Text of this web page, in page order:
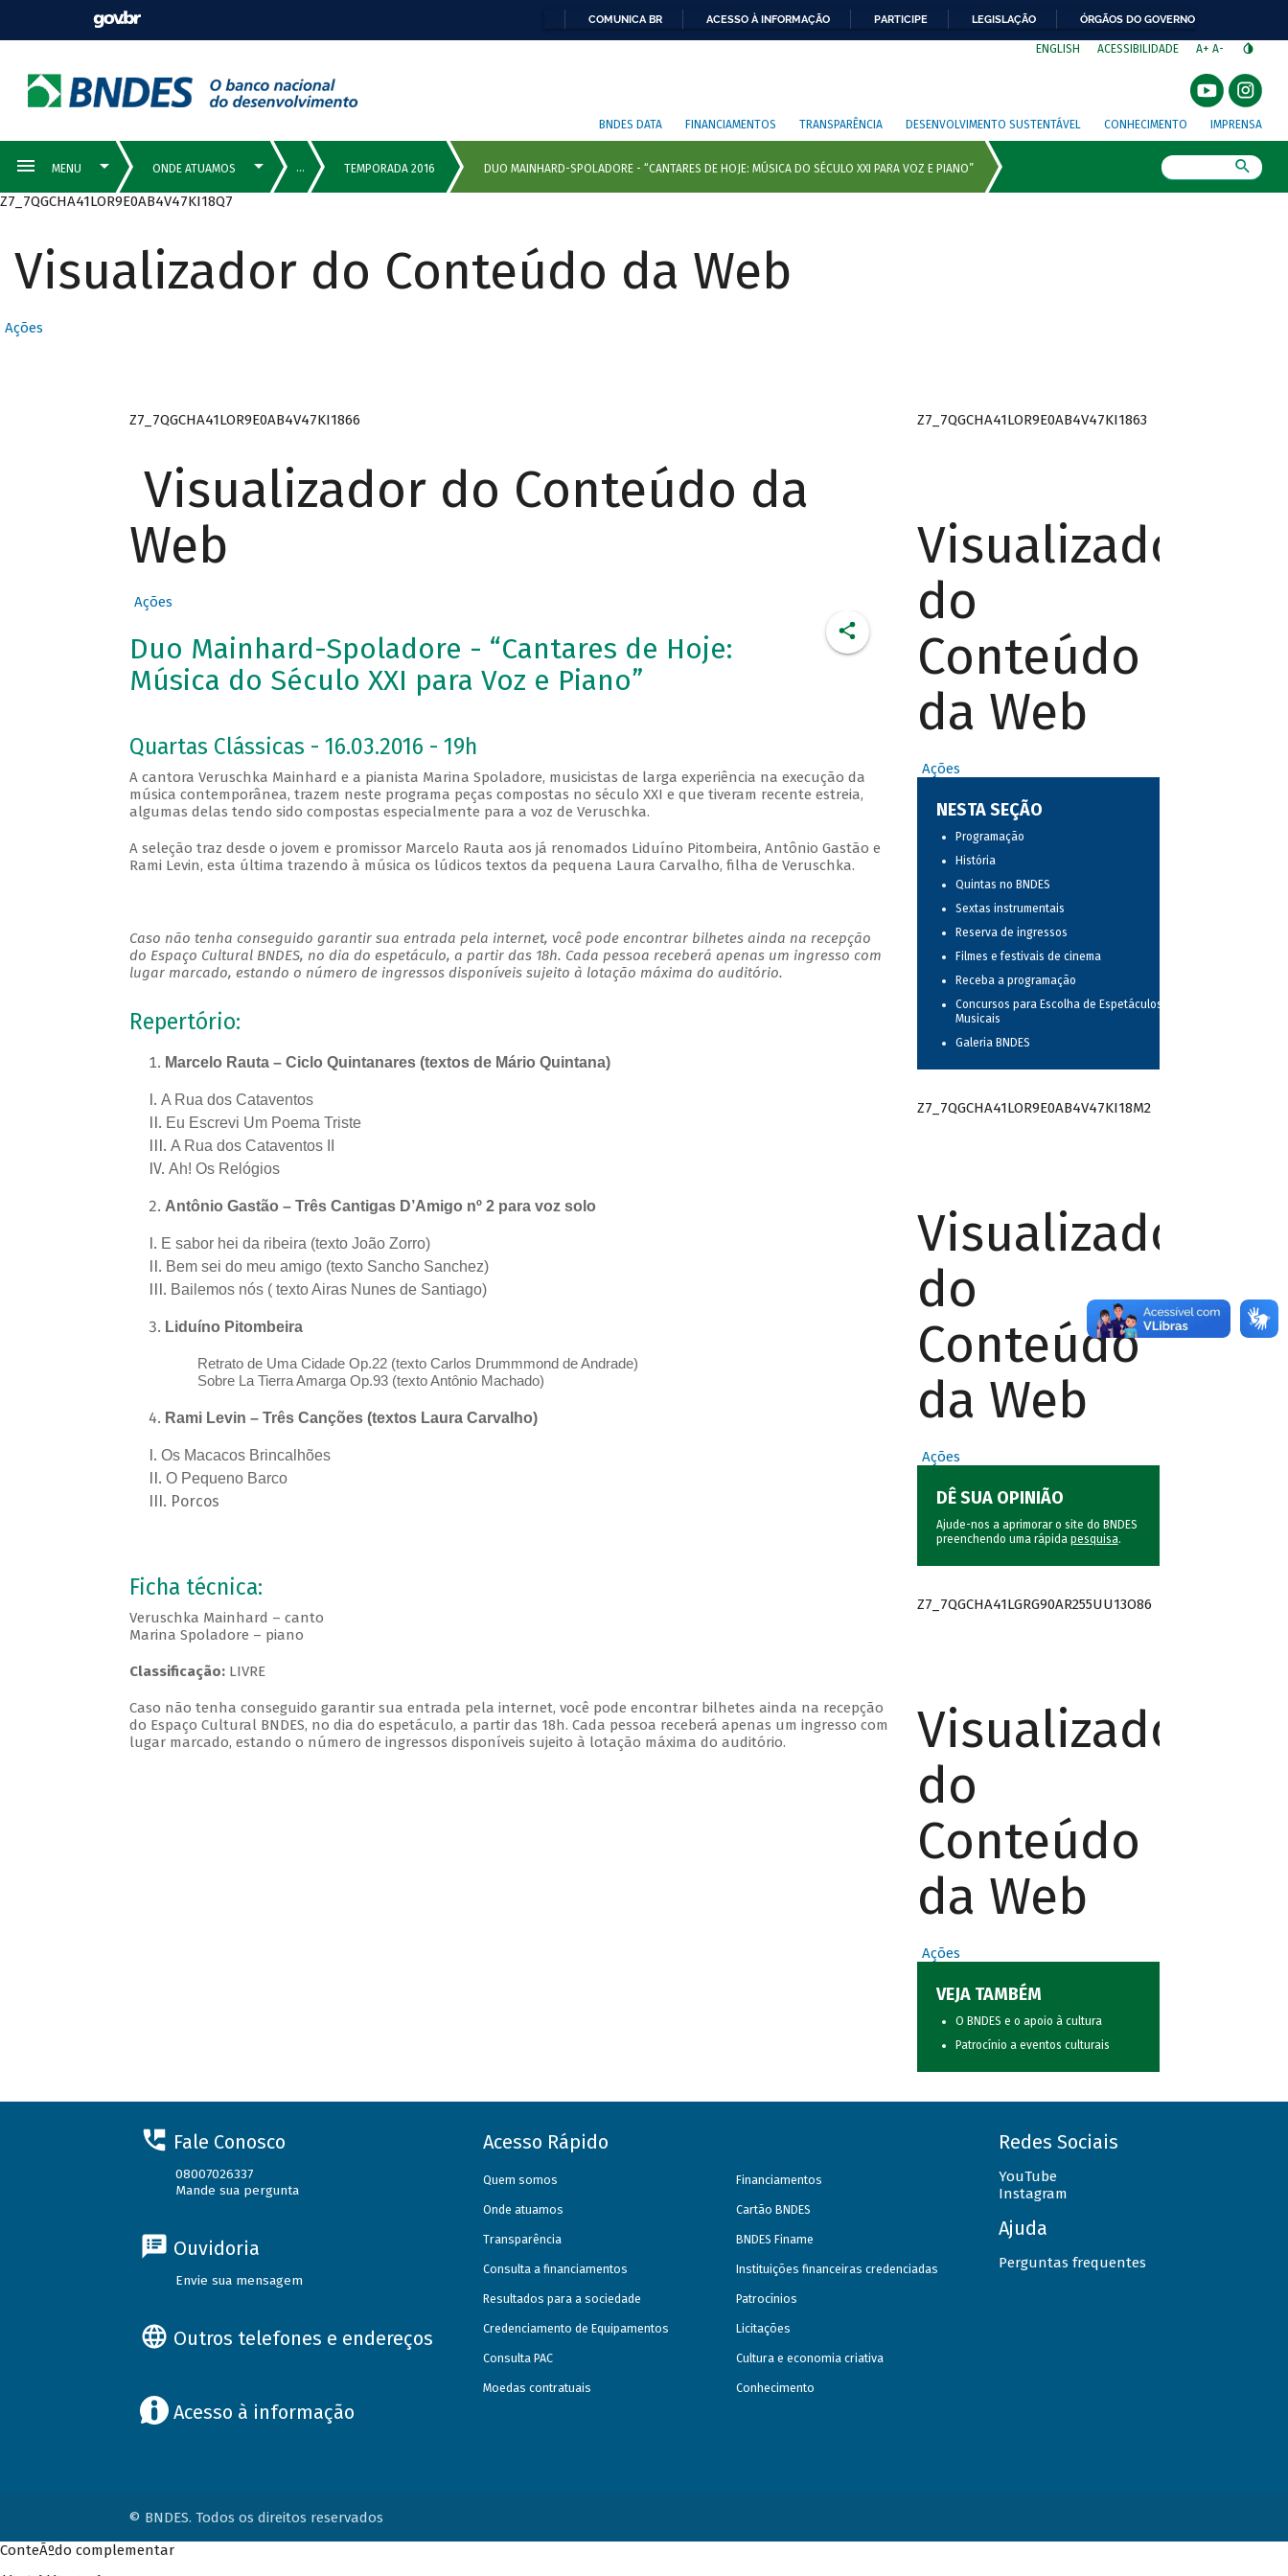
COMUNICA BR ACESSO À INFORMAÇÃO PARTICIPE LEGISLAÇÃO ÓRGÃOS DO GOVERNO
ENGLISH ACESSIBILIDADE A+ A-
BNDES DATA FINANCIAMENTOS TRANSPARÊNCIA DESENVOLVIMENTO SUSTENTÁVEL CONHECIMENTO IMPRENSA
Z7_7QGCHA41LOR9E0AB4V47KI18Q7
Visualizador do Conteúdo da Web
Ações
Z7_7QGCHA41LOR9E0AB4V47KI1866
Visualizador do Conteúdo da
Web
Ações
Duo Mainhard-Spoladore - “Cantares de Hoje:
Música do Século XXI para Voz e Piano”
Quartas Clássicas - 16.03.2016 - 19h
A cantora Veruschka Mainhard e a pianista Marina Spoladore, musicistas de larga experiência na execução da
música contemporânea, trazem neste programa peças compostas no século XXI e que tiveram recente estreia,
algumas delas tendo sido compostas especialmente para a voz de Veruschka.
A seleção traz desde o jovem e promissor Marcelo Rauta aos já renomados Liduíno Pitombeira, Antônio Gastão e
Rami Levin, esta última trazendo à música os lúdicos textos da pequena Laura Carvalho, filha de Veruschka.
Caso não tenha conseguido garantir sua entrada pela internet, você pode encontrar bilhetes ainda na recepção
do Espaço Cultural BNDES, no dia do espetáculo, a partir das 18h. Cada pessoa receberá apenas um ingresso com
lugar marcado, estando o número de ingressos disponíveis sujeito à lotação máxima do auditório.
Repertório:
Marcelo Rauta – Ciclo Quintanares (textos de Mário Quintana)
A Rua dos Cataventos
Eu Escrevi Um Poema Triste
A Rua dos Cataventos II
Ah! Os Relógios
Antônio Gastão – Três Cantigas D’Amigo nº 2 para voz solo
E sabor hei da ribeira (texto João Zorro)
Bem sei do meu amigo (texto Sancho Sanchez)
Bailemos nós ( texto Airas Nunes de Santiago)
Liduíno Pitombeira
Retrato de Uma Cidade Op.22 (texto Carlos Drummmond de Andrade)
Sobre La Tierra Amarga Op.93 (texto Antônio Machado)
Rami Levin – Três Canções (textos Laura Carvalho)
Os Macacos Brincalhões
O Pequeno Barco
Porcos
Ficha técnica:
Veruschka Mainhard – canto
Marina Spoladore – piano
Classificação:LIVRE
Caso não tenha conseguido garantir sua entrada pela internet, você pode encontrar bilhetes ainda na recepção
do Espaço Cultural BNDES, no dia do espetáculo, a partir das 18h. Cada pessoa receberá apenas um ingresso com
lugar marcado, estando o número de ingressos disponíveis sujeito à lotação máxima do auditório.
Z7_7QGCHA41LOR9E0AB4V47KI1863
Visualizador
do
Conteúdo
da Web
Ações
NESTA SEÇÃO
Programação
História
Quintas no BNDES
Sextas instrumentais
Reserva de ingressos
Filmes e festivais de cinema
Receba a programação
Concursos para Escolha de Espetáculos
Musicais
Galeria BNDES
Z7_7QGCHA41LOR9E0AB4V47KI18M2
Visualizador
do
Conteúdo
da Web
Ações
DÊ SUA OPINIÃO
Ajude-nos a aprimorar o site do BNDES
preenchendo uma rápida pesquisa.
Z7_7QGCHA41LGRG90AR255UU13O86
Visualizador
do
Conteúdo
da Web
Ações
VEJA TAMBÉM
O BNDES e o apoio à cultura
Patrocínio a eventos culturais
Fale Conosco
08007026337
Mande sua pergunta
Ouvidoria
Envie sua mensagem
Outros telefones e endereços
Acesso à informação
Acesso Rápido
Quem somos
Onde atuamos
Transparência
Consulta a financiamentos
Resultados para a sociedade
Credenciamento de Equipamentos
Consulta PAC
Moedas contratuais
Financiamentos
Cartão BNDES
BNDES Finame
Instituições financeiras credenciadas
Patrocínios
Licitações
Cultura e economia criativa
Conhecimento
Redes Sociais
YouTube
Instagram
Ajuda
Perguntas frequentes
© BNDES. Todos os direitos reservados
ConteÃºdo complementar